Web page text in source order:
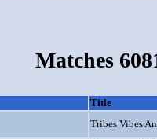
Matches
Title
Tribes Vibes